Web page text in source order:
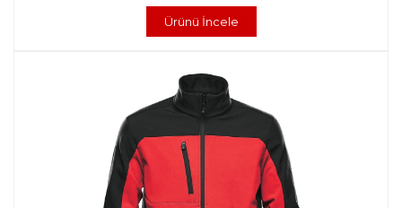
Ürünü İncele